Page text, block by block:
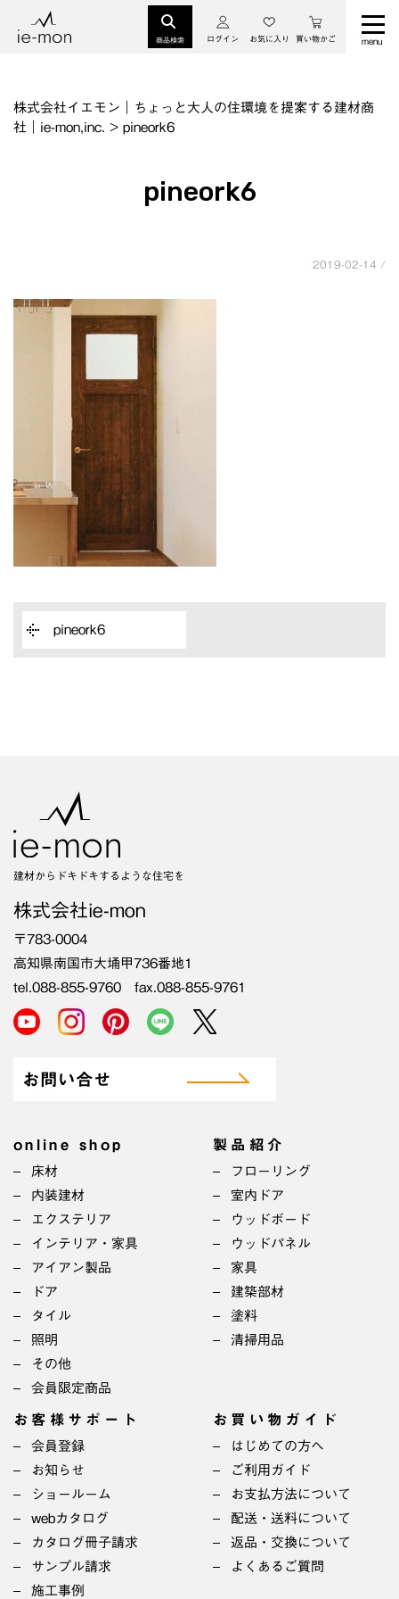
商品検索 ログイン お気に入り 買い物かご
株式会社イエモン｜ちょっと大人の住環境を提案する建材商
社｜ie-mon,inc. > pineork6
pineork6
2019-02-14 /
pineork6
建材からドキドキするような住宅を
株式会社ie-mon
〒783-0004
高知県南国市大埇甲736番地1
tel.088-855-9760 fax.088-855-9761
お問い合せ
online shop
床材
内装建材
エクステリア
インテリア・家具
アイアン製品
ドア
タイル
照明
その他
会員限定商品
製品紹介
フローリング
室内ドア
ウッドボード
ウッドパネル
家具
建築部材
塗料
清掃用品
お客様サポート
会員登録
お知らせ
ショールーム
webカタログ
カタログ冊子請求
サンプル請求
施工事例
お買い物ガイド
はじめての方へ
ご利用ガイド
お支払方法について
配送・送料について
返品・交換について
よくあるご質問